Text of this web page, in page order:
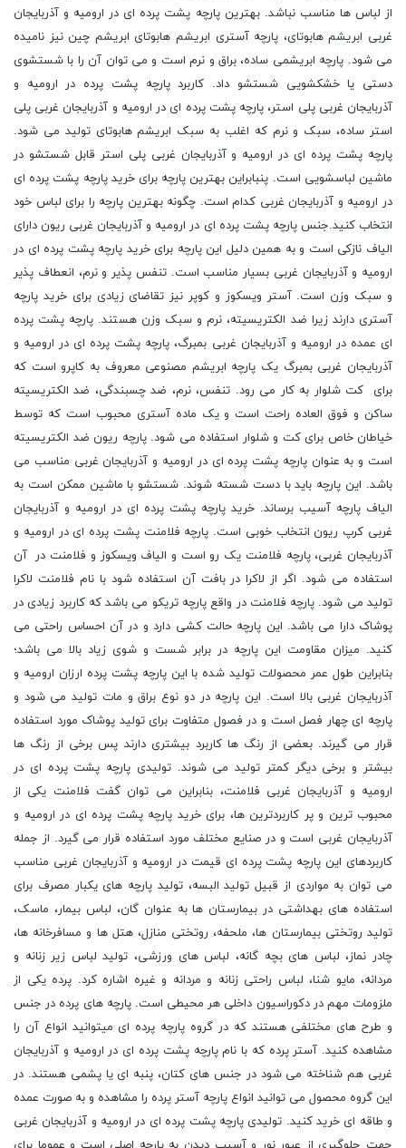
از لباس ها مناسب نباشد. بهترین پارچه پشت پرده ای در ارومیه و آذربایجان
غربی ابریشم هابوتای، پارچه آستری ابریشم هابوتای ابریشم چین نیز نامیده
می شود. پارچه ابریشمی ساده، براق و نرم است و می توان آن را با شستشوی
دستی یا خشکشویی شستشو داد. کاربرد پارچه پشت پرده در ارومیه و
آذربایجان غربی پلی استر، پارچه پشت پرده ای در ارومیه و آذربایجان غربی پلی
استر ساده، سبک و نرم که اغلب به سبک ابریشم هابوتای تولید می شود.
پارچه پشت پرده ای در ارومیه و آذربایجان غربی پلی استر قابل شستشو در
ماشین لباسشویی است. پنبابراین بهترین پارچه برای خرید پارچه پشت پرده ای
در ارومیه و آذربایجان غربی کدام است. چگونه بهترین پارچه را برای لباس خود
انتخاب کنید.جنس پارچه پشت پرده ای در ارومیه و آذربایجان غربی ریون دارای
الیاف نازکی است و به همین دلیل این پارچه برای خرید پارچه پشت پرده ای در
ارومیه و آذربایجان غربی بسیار مناسب است. تنفس پذیر و نرم، انعطاف پذیر
و سبک وزن است. آستر ویسکوز و کوپر نیز تقاضای زیادی برای خرید پارچه
آستری دارند زیرا ضد الکتریسیته، نرم و سبک وزن هستند. پارچه پشت پرده
ای عمده در ارومیه و آذربایجان غربی بمبرگ، پارچه پشت پرده ای در ارومیه و
آذربایجان غربی بمبرگ یک پارچه ابریشم مصنوعی معروف به کاپرو است که
برای کت شلوار به کار می رود. تنفس، نرم، ضد چسبندگی، ضد الکتریسیته
ساکن و فوق العاده راحت است و یک ماده آستری محبوب است که توسط
خیاطان خاص برای کت و شلوار استفاده می شود. پارچه ریون ضد الکتریسیته
است و به عنوان پارچه پشت پرده ای در ارومیه و آذربایجان غربی مناسب می
باشد. این پارچه باید با دست شسته شوند. شستشو با ماشین ممکن است به
الیاف پارچه آسیب برساند. خرید پارچه پشت پرده ای در ارومیه و آذربایجان
غربی کرپ ریون انتخاب خوبی است. پارچه فلامنت پشت پرده ای در ارومیه و
آذربایجان غربی، پارچه فلامنت یک رو است و الیاف ویسکوز و فلامنت در آن
استفاده می شود. اگر از لاکرا در بافت آن استفاده شود با نام فلامنت لاکرا
تولید می شود. پارچه فلامنت در واقع پارچه تریکو می باشد که کاربرد زیادی در
پوشاک دارا می باشد. این پارچه حالت کشی دارد و در آن احساس راحتی می
کنید. میزان مقاومت این پارچه در برابر شست و شوی زیاد بالا می باشد؛
بنابراین طول عمر محصولات تولید شده با این پارچه پشت پرده ارزان ارومیه و
آذربایجان غربی بالا است. این پارچه در دو نوع براق و مات تولید می شود و
پارچه ای چهار فصل است و در فصول متفاوت برای تولید پوشاک مورد استفاده
قرار می گیرند. بعضی از رنگ ها کاربرد بیشتری دارند پس برخی از رنگ ها
بیشتر و برخی دیگر کمتر تولید می شوند. تولیدی پارچه پشت پرده ای در
ارومیه و آذربایجان غربی فلامنت، بنابراین می توان گفت فلامنت یکی از
محبوب ترین و پر کاربردترین ها، برای خرید پارچه پشت پرده ای در ارومیه و
آذربایجان غربی است و در صنایع مختلف مورد استفاده قرار می گیرد. از جمله
کاربردهای این پارچه پشت پرده ای قیمت در ارومیه و آذربایجان غربی مناسب
می توان به مواردی از قبیل تولید البسه، تولید پارچه های یکبار مصرف برای
استفاده های بهداشتی در بیمارستان ها به عنوان گان، لباس بیمار، ماسک،
تولید روتختی بیمارستان ها، ملحفه، روتختی منازل، هتل ها و مسافرخانه ها،
چادر نماز، لباس های بچه گانه، لباس های ورزشی، تولید لباس زیر زنانه و
مردانه، مایو شنا، لباس راحتی زنانه و مردانه و غیره اشاره کرد. پرده یکی از
ملزومات مهم در دکوراسیون داخلی هر محیطی است. پارچه های پرده در جنس
و طرح های مختلفی هستند که در گروه پارچه پرده ای میتوانید انواع آن را
مشاهده کنید. آستر پرده که با نام پارچه پشت پرده ای در ارومیه و آذربایجان
غربی هم شناخته می شود در جنس های کتان، پنبه ای یا پشمی هستند. در
این گروه محصول می توانید انواع پارچه آستر پرده را مشاهده و به صورت عمده
و طاقه ای خرید کنید. تولیدی پارچه پشت پرده ای در ارومیه و آذربایجان غربی